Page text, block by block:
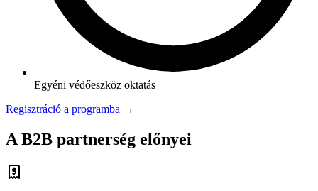
Egyéni védőeszköz oktatás
Regisztráció a programba →
A B2B partnerség előnyei